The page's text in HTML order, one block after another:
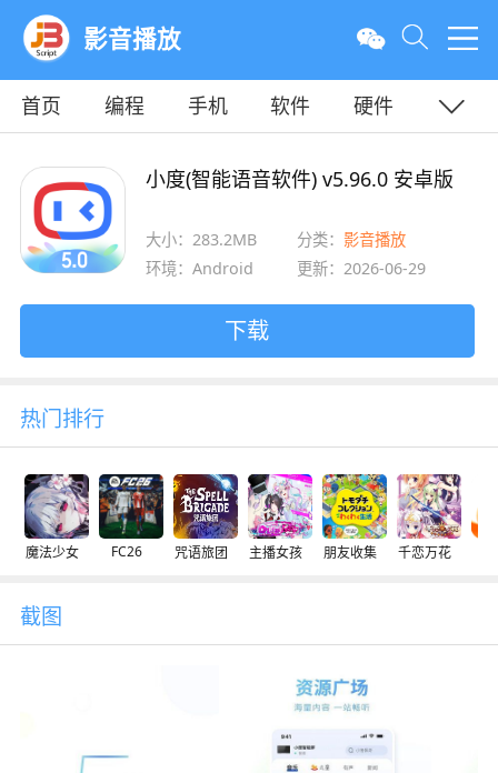
影音播放
首页 编程 手机 软件
硬件
小度(智能语音软件) v5.96.0 安卓版
大小：283.2MB 分类：影音播放
环境：Android
更新：2026-06-29
下载
热门排行
魔法少女 FC26 咒语旅团 主播女孩 朋友收集 千恋万花
截图